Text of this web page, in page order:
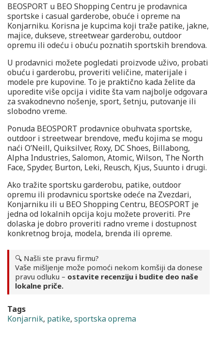
BEOSPORT u BEO Shopping Centru je prodavnica
sportske i casual garderobe, obuće i opreme na
Konjarniku. Korisna je kupcima koji traže patike, jakne,
majice, dukseve, streetwear garderobu, outdoor
opremu ili odeću i obuću poznatih sportskih brendova.
U prodavnici možete pogledati proizvode uživo, probati
obuću i garderobu, proveriti veličine, materijale i
modele pre kupovine. To je praktično kada želite da
uporedite više opcija i vidite šta vam najbolje odgovara
za svakodnevno nošenje, sport, šetnju, putovanje ili
slobodno vreme.
Ponuda BEOSPORT prodavnice obuhvata sportske,
outdoor i streetwear brendove, među kojima se mogu
naći O’Neill, Quiksilver, Roxy, DC Shoes, Billabong,
Alpha Industries, Salomon, Atomic, Wilson, The North
Face, Spyder, Burton, Leki, Reusch, Kjus, Suunto i drugi.
Ako tražite sportsku garderobu, patike, outdoor
opremu ili prodavnicu sportske odeće na Zvezdari,
Konjarniku ili u BEO Shopping Centru, BEOSPORT je
jedna od lokalnih opcija koju možete proveriti. Pre
dolaska je dobro proveriti radno vreme i dostupnost
konkretnog broja, modela, brenda ili opreme.
🔍 Našli ste pravu firmu?
Vaše mišljenje može pomoći nekom komšiji da donese
pravu odluku – ostavite recenziju i budite deo naše
lokalne priče.
Tags
Konjarnik, patike, sportska oprema